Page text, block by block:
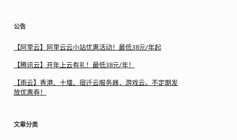
公告
【阿里云】阿里云云小站优惠活动！最低38元/年起
【腾讯云】开年上云有礼！最低38元/年！
【雨云】香港、十堰、宿迁云服务器，游戏云。不定期发
放优惠券！
文章分类